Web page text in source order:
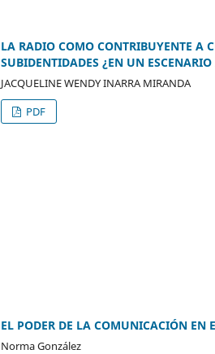
LA RADIO COMO CONTRIBUYENTE A
SUBIDENTIDADES ¿EN UN ESCENARIO
JACQUELINE WENDY INARRA MIRANDA
PDF
EL PODER DE LA COMUNICACIÓN EN
Norma González